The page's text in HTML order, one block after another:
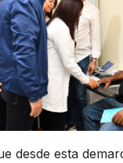
desde esta